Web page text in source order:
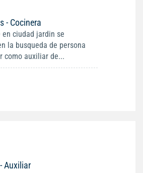
- Cocinera
ciudad jardin se
la busqueda de persona
como auxiliar de...
Auxiliar